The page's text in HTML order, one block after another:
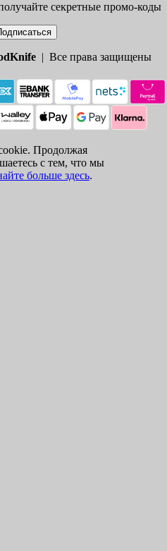
секретные промо-коды
| Все права защищены
Продолжая
с тем, что мы
больше здесь.